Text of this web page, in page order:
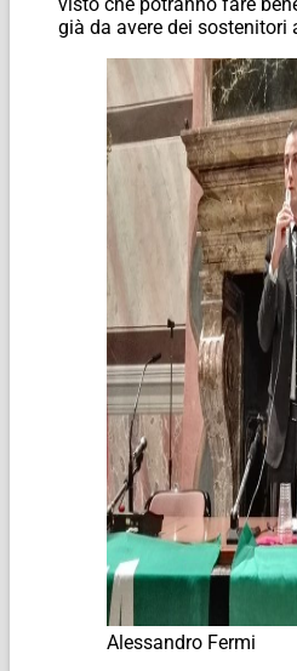
già da avere dei sostenitori
Alessandro Fermi